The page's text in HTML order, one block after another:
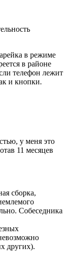
в режиме
в районе
телефон лежит
и кнопки.
у меня это
11 месяцев
сборка,
Собеседника
других).